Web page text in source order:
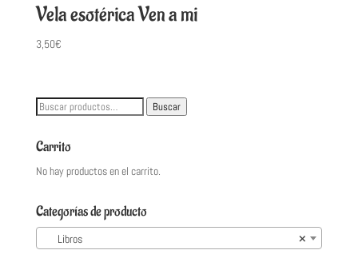
Vela esotérica Ven a mi
3,50€
Buscar
Buscar
Carrito
No hay productos en el carrito.
Categorías de producto
×
Libros